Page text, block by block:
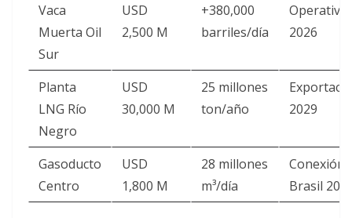
Vaca
Muerta Oil
Sur
USD
2,500 M
+380,000
barriles/día
Operativo
2026
Planta
LNG Río
Negro
USD
30,000 M
25 millones
ton/año
2029
Gasoducto
Centro
USD
1,800 M
28 millones
m³/día
Conexión
Brasil